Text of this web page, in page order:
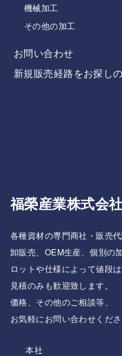
機械加工
その他の加工
お問い合わせ
新規販売経路をお探し
福榮産業株式会社
各種資材の専門商社・販売代
卸販売、OEM生産、個別の
ロットや仕様によって値段は
見積のみも歓迎致します。
価格、その他のご相談等、
お気軽にお問い合わせくださ
本社